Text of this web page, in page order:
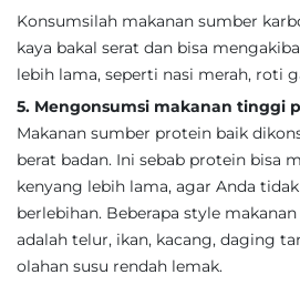
Konsumsilah makanan sumber
kaya bakal serat dan bisa
lebih lama, seperti nasi merah, roti
5. Mengonsumsi makanan tinggi
Makanan sumber protein baik
berat badan. Ini sebab protein bisa
kenyang lebih lama, agar Anda
berlebihan. Beberapa style
adalah telur, ikan, kacang, daging
olahan susu rendah lemak.